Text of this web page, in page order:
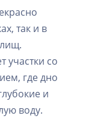
так и в
участки со
где дно
и
воду.